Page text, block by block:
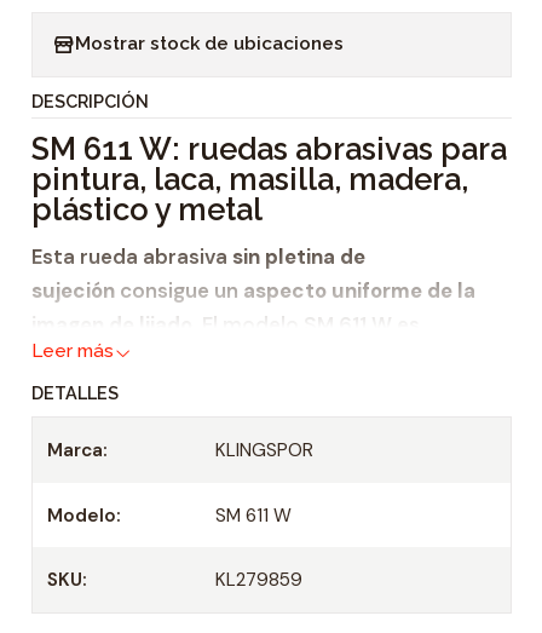
i
d
a
d
Mostrar stock de ubicaciones
DESCRIPCIÓN
SM 611 W: ruedas abrasivas para
pintura, laca, masilla, madera,
plástico y metal
Esta rueda abrasiva sin pletina de
sujeciónconsigue un aspecto uniforme de la
imagen de lijado
. El modelo SM 611 W es
apropiado para el uso en los materiales más
diversos, por ejemplo,
pintura,
masilla,
plástico y
metal.
Leer más
DETALLES
Marca: KLINGSPOR
Modelo: SM 611 W
SKU: KL279859